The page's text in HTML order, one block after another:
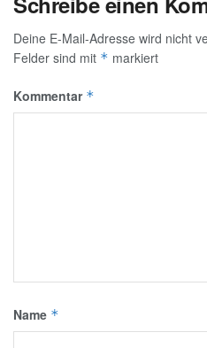
Deine E-Mail-Adresse wird nicht
Felder sind mit * markiert
Kommentar *
Name *